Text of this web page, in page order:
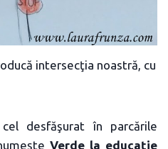
intersecţia noastră, cu
desfăşurat în parcările
Verde la educaţie